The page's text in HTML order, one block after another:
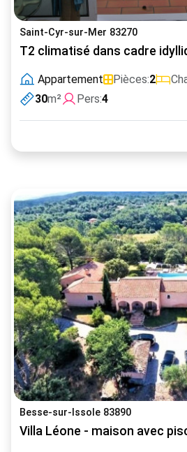
Saint-Cyr-sur-Mer 83270
T2 climatisé dans cadre
Appartement Pièces:2
30m² Pers:4
Besse-sur-Issole 83890
Villa Léone - maison avec